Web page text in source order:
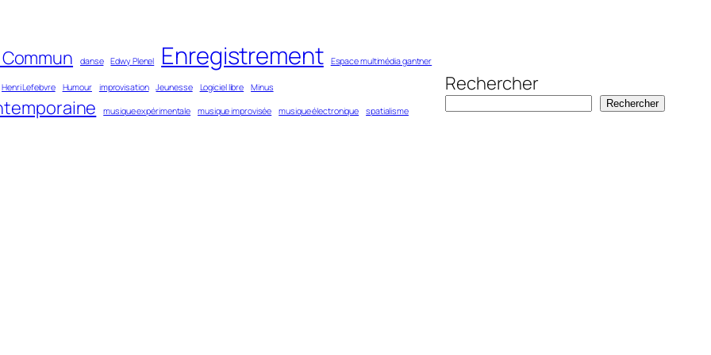
danse Edwy Plenel Enregistrement Espace multimédia gantner
Henri Lefebvre Humour improvisation Jeunesse Logiciel libre Minus
musique expérimentale musique improvisée musique électronique spatialisme
Rechercher
Rechercher